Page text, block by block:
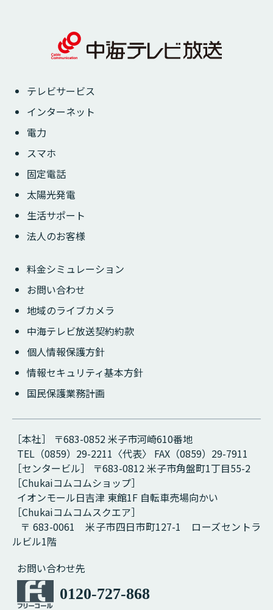
テレビサービス
インターネット
電力
スマホ
固定電話
太陽光発電
生活サポート
法人のお客様
料金シミュレーション
お問い合わせ
地域のライブカメラ
中海テレビ放送契約約款
個人情報保護方針
情報セキュリティ基本方針
国民保護業務計画
［本社］ 〒683-0852 米子市河崎610番地
TEL（0859）29-2211〈代表〉 FAX（0859）29-7911
［センタービル］ 〒683-0812 米子市角盤町1丁目55-2
［Chukaiコムコムショップ］
イオンモール日吉津 東館1F 自転車売場向かい
［Chukaiコムコムスクエア］
〒 683-0061 米子市四日市町127-1 ローズセントラ
ルビル1階
お問い合わせ先
0120-727-868